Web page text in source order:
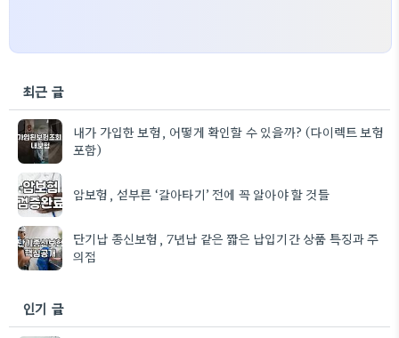
최근 글
내가 가입한 보험, 어떻게 확인할 수 있을까? (다이렉트 보험
포함)
암보험, 섣부른 ‘갈아타기’ 전에 꼭 알아야 할 것들
단기납 종신보험, 7년납 같은 짧은 납입기간 상품 특징과 주
의점
인기 글